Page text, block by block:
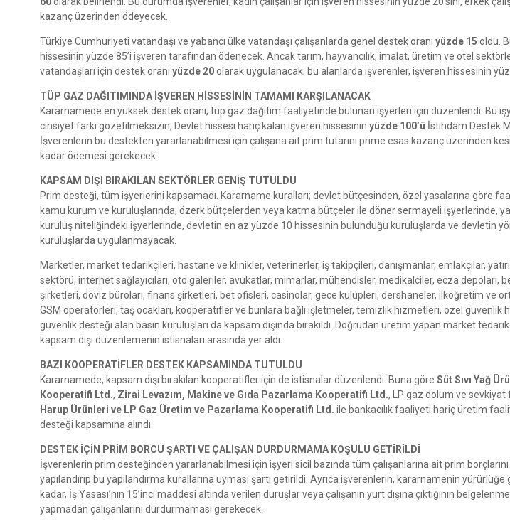
kazanç üzerinden ödeyecek.
Türkiye Cumhuriyeti vatandaşı ve yabancı ülke vatandaşı çalışanlarda genel destek oranı yüzde 15 oldu.
hissesinin yüzde 85’i işveren tarafından ödenecek. Ancak tarım, hayvancılık, imalat, üretim ve otel
vatandaşları için destek oranı yüzde 20olarak uygulanacak; bu alanlarda işverenler, işveren hissesinin
TÜP GAZ DAĞITIMINDA İŞVEREN HİSSESİNİN TAMAMI KARŞILANACAK
Kararnamede en yüksek destek oranı, tüp gaz dağıtım faaliyetinde bulunan işyerleri için düzenlendi. Bu
cinsiyet farkı gözetilmeksizin, Devlet hissesi hariç kalan işveren hissesinin yüzde 100’ü İstihdam Destek
İşverenlerin bu destekten yararlanabilmesi için çalışana ait prim tutarını prime esas kazanç üzerinden
kadar ödemesi gerekecek.
KAPSAM DIŞI BIRAKILAN SEKTÖRLER GENİŞ TUTULDU
Prim desteği, tüm işyerlerini kapsamadı. Kararname kuralları; devlet bütçesinden, özel yasalarına göre
kamu kurum ve kuruluşlarında, özerk bütçelerden veya katma bütçeler ile döner sermayeli işyerlerinde,
kuruluş niteliğindeki işyerlerinde, devletin en az yüzde 10 hissesinin bulunduğu kuruluşlarda ve devletin
kuruluşlarda uygulanmayacak.
Marketler, market tedarikçileri, hastane ve klinikler, veterinerler, iş takipçileri, danışmanlar, emlakçılar,
sektörü, internet sağlayıcıları, oto galeriler, avukatlar, mimarlar, mühendisler, medikalciler, ecza depoları,
şirketleri, döviz büroları, finans şirketleri, bet ofisleri, casinolar, gece kulüpleri, dershaneler, ilköğretim ve
GSM operatörleri, taş ocakları, kooperatifler ve bunlara bağlı işletmeler, temizlik hizmetleri, özel güvenlik
güvenlik desteği alan basın kuruluşları da kapsam dışında bırakıldı. Doğrudan üretim yapan market
kapsam dışı düzenlemenin istisnaları arasında yer aldı.
BAZI KOOPERATİFLER DESTEK KAPSAMINDA TUTULDU
Kararnamede, kapsam dışı bırakılan kooperatifler için de istisnalar düzenlendi. Buna göre Süt Sıvı Yağ
Kooperatifi Ltd., Zirai Levazım, Makine ve Gıda Pazarlama Kooperatifi Ltd., LP gaz dolum ve sevkiyat
Harup Ürünleri ve LP Gaz Üretim ve Pazarlama Kooperatifi Ltd. ile bankacılık faaliyeti hariç üretim
desteği kapsamına alındı.
DESTEK İÇİN PRİM BORCU ŞARTI VE ÇALIŞAN DURDURMAMA KOŞULU GETİRİLDİ
İşverenlerin prim desteğinden yararlanabilmesi için işyeri sicil bazında tüm çalışanlarına ait prim
yapılandırıp bu yapılandırma kurallarına uyması şartı getirildi. Ayrıca işverenlerin, kararnamenin
kadar, İş Yasası’nın 15’inci maddesi altında verilen duruşlar veya çalışanın yurt dışına çıktığının
yapmadan çalışanlarını durdurmaması gerekecek.